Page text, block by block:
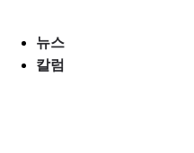
뉴스
칼럼